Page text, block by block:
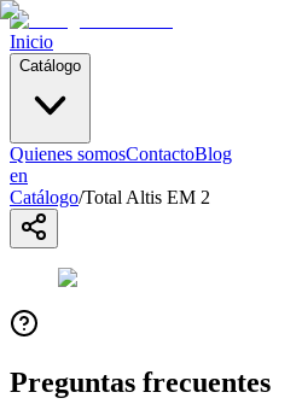
Inicio
Catálogo
Quienes somosContactoBlog
en
Catálogo/Total Altis EM 2
Preguntas frecuentes